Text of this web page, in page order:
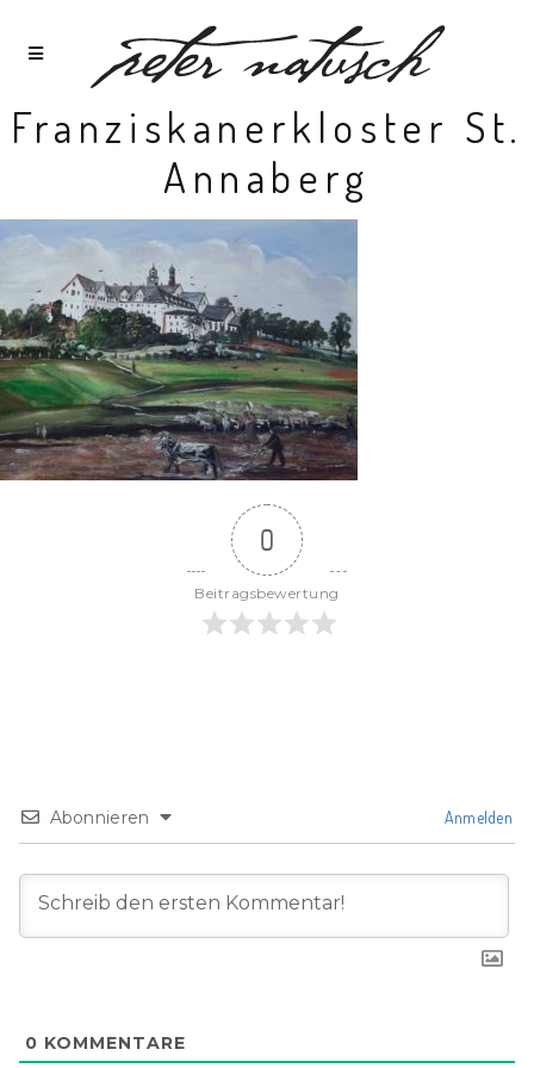
Franziskanerkloster St.
Annaberg
0
Beitragsbewertung
Abonnieren Anmelden
0 KOMMENTARE